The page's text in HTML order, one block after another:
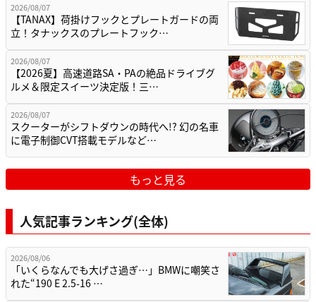
2026/08/07
【TANAX】荷掛けフックとプレートガードの両
立！タナックスのプレートフック…
2026/08/07
【2026夏】高速道路SA・PAの絶品ドライブグ
ルメ＆限定スイーツ決定版！三…
2026/08/07
スクーターがシフトダウンの時代へ!? 幻の名車
に電子制御CVT搭載モデルなど…
もっと見る
人気記事ランキング(全体)
2026/08/06
「いくらなんでも大げさ過ぎ…」BMWに嘲笑さ
れた“190 E 2.5-16 …